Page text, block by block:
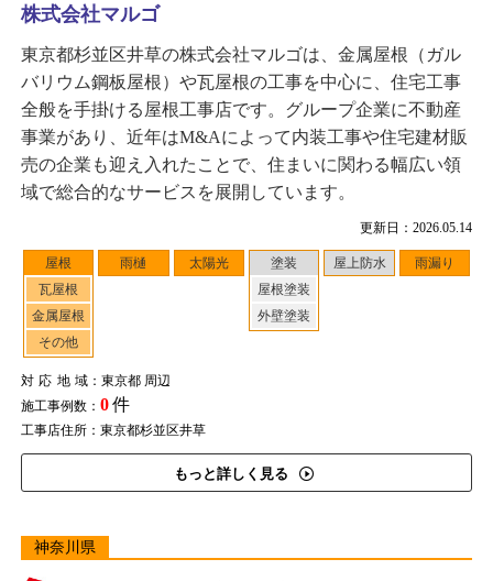
更新日：2026.05.14
屋根
瓦屋根
金属屋根
その他
雨樋 太陽光
塗装
屋根塗装
外壁塗装
屋上防水 雨漏り
対応地域：東京都 周辺
施工事例数： 0件
工事店住所：東京都杉並区井草
もっと詳しく見る
株式会社マルゴ
東京都杉並区井草の株式会社マルゴは、金属屋根（ガル
バリウム鋼板屋根）や瓦屋根の工事を中心に、住宅工事
全般を手掛ける屋根工事店です。グループ企業に不動産
事業があり、近年はM&Aによって内装工事や住宅建材販
売の企業も迎え入れたことで、住まいに関わる幅広い領
域で総合的なサービスを展開しています。
神奈川県